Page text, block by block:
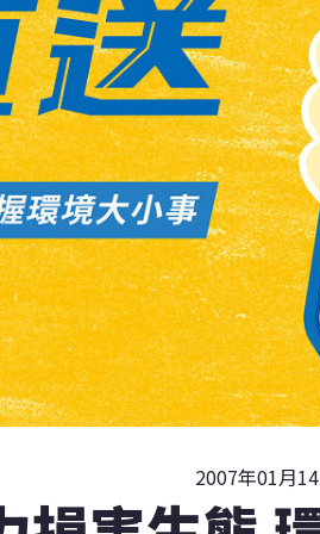
2007年01月